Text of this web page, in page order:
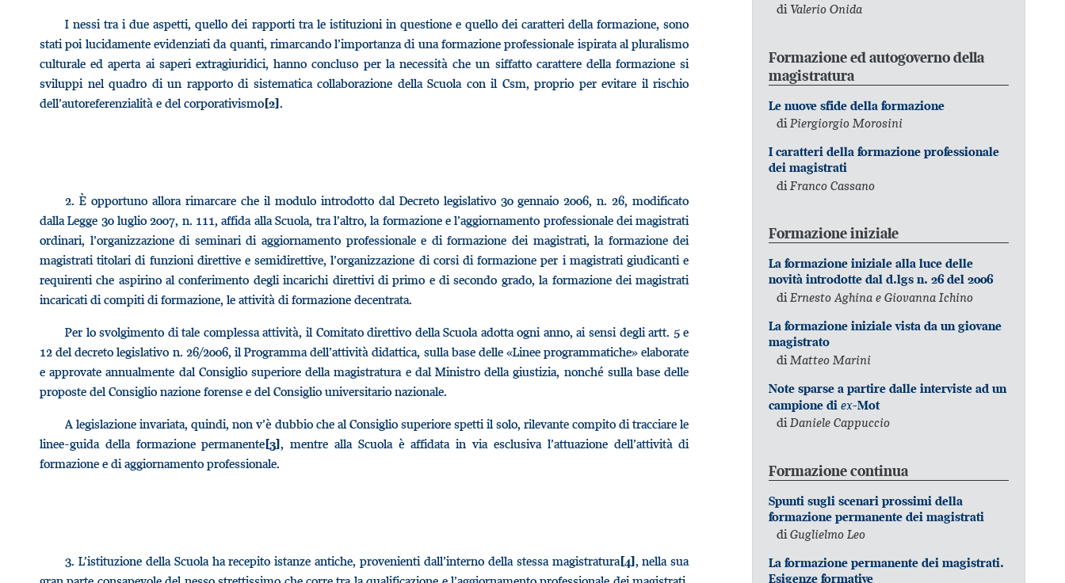
I nessi tra i due aspetti, quello dei rapporti tra le istituzioni in questione e quello dei caratteri della formazione, sono
stati poi lucidamente evidenziati da quanti, rimarcando l’importanza di una formazione professionale ispirata al pluralismo
culturale ed aperta ai saperi extragiuridici, hanno concluso per la necessità che un siffatto carattere della formazione si
sviluppi nel quadro di un rapporto di sistematica collaborazione della Scuola con il Csm, proprio per evitare il rischio
dell’autoreferenzialità e del corporativismo[2].
2. È opportuno allora rimarcare che il modulo introdotto dal Decreto legislativo 30 gennaio 2006, n. 26, modificato
dalla Legge 30 luglio 2007, n. 111, affida alla Scuola, tra l’altro, la formazione e l’aggiornamento professionale dei magistrati
ordinari, l’organizzazione di seminari di aggiornamento professionale e di formazione dei magistrati, la formazione dei
magistrati titolari di funzioni direttive e semidirettive, l’organizzazione di corsi di formazione per i magistrati giudicanti e
requirenti che aspirino al conferimento degli incarichi direttivi di primo e di secondo grado, la formazione dei magistrati
incaricati di compiti di formazione, le attività di formazione decentrata.
Per lo svolgimento di tale complessa attività, il Comitato direttivo della Scuola adotta ogni anno, ai sensi degli artt. 5 e
12 del decreto legislativo n. 26/2006, il Programma dell’attività didattica, sulla base delle «Linee programmatiche» elaborate
e approvate annualmente dal Consiglio superiore della magistratura e dal Ministro della giustizia, nonché sulla base delle
proposte del Consiglio nazione forense e del Consiglio universitario nazionale.
A legislazione invariata, quindi, non v’è dubbio che al Consiglio superiore spetti il solo, rilevante compito di tracciare le
linee-guida della formazione permanente[3], mentre alla Scuola è affidata in via esclusiva l’attuazione dell’attività di
formazione e di aggiornamento professionale.
3. L’istituzione della Scuola ha recepito istanze antiche, provenienti dall’interno della stessa magistratura[4], nella sua
diValerio Onida
Formazione ed autogoverno della
magistratura
Le nuove sfide della formazione
diPiergiorgio Morosini
I caratteri della formazione professionale
dei magistrati
di Franco Cassano
Formazione iniziale
La formazione iniziale alla luce delle
novità introdotte dal d.lgs n. 26 del 2006
di Ernesto Aghina e Giovanna Ichino
La formazione iniziale vista da un giovane
magistrato
di Matteo Marini
Note sparse a partire dalle interviste ad un
campione diex-Mot
diDaniele Cappuccio
Formazione continua
Spunti sugli scenari prossimi della
formazione permanente dei magistrati
diGuglielmo Leo
La formazione permanente dei magistrati.
Esigenze formative